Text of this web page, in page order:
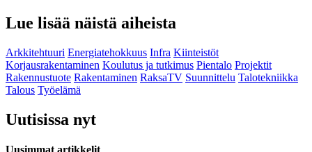
Lue lisää näistä aiheista
Arkkitehtuuri Energiatehokkuus Infra Kiinteistöt
Korjausrakentaminen Koulutus ja tutkimus Pientalo Projektit
Rakennustuote Rakentaminen RaksaTV Suunnittelu Talotekniikka
Talous Työelämä
Uutisissa nyt
Uusimmat artikkelit